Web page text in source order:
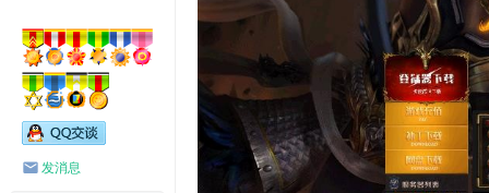
发消息